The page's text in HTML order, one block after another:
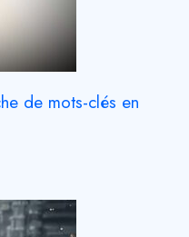
de mots-clés en